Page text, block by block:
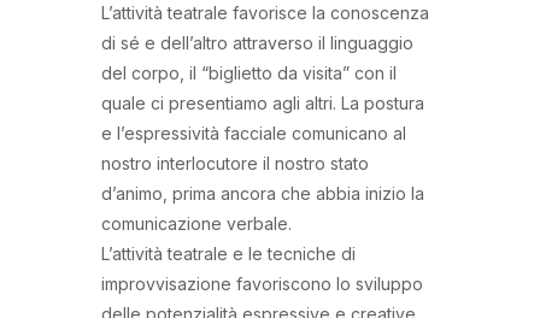
L’attività teatrale favorisce la conoscenza
di sé e dell’altro attraverso il linguaggio
del corpo, il “biglietto da visita” con il
quale ci presentiamo agli altri. La postura
e l’espressività facciale comunicano al
nostro interlocutore il nostro stato
d’animo, prima ancora che abbia inizio la
comunicazione verbale.
L’attività teatrale e le tecniche di
improvvisazione favoriscono lo sviluppo
delle potenzialità espressive e creative